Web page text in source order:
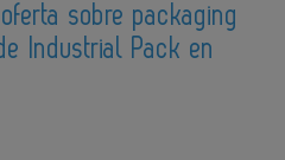
sobre packaging
Industrial Pack en